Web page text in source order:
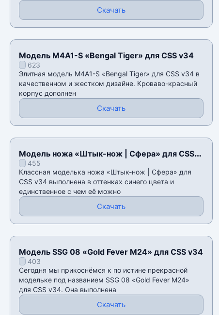
Скачать
Модель M4A1-S «Bengal Tiger» для CSS v34
623
Элитная модель M4A1-S «Bengal Tiger» для CSS v34 в
качественном и жестком дизайне. Кроваво-красный
корпус дополнен
Скачать
Модель ножа «Штык-нож | Сфера» для CSS
v34455
Классная моделька ножа «Штык-нож | Сфера» для
CSS v34 выполнена в оттенках синего цвета и
единственное с чем её можно
Скачать
Модель SSG 08 «Gold Fever M24» для CSS v34
403
Сегодня мы прикоснёмся к по истине прекрасной
модельке под названием SSG 08 «Gold Fever M24»
для CSS v34. Она выполнена
Скачать